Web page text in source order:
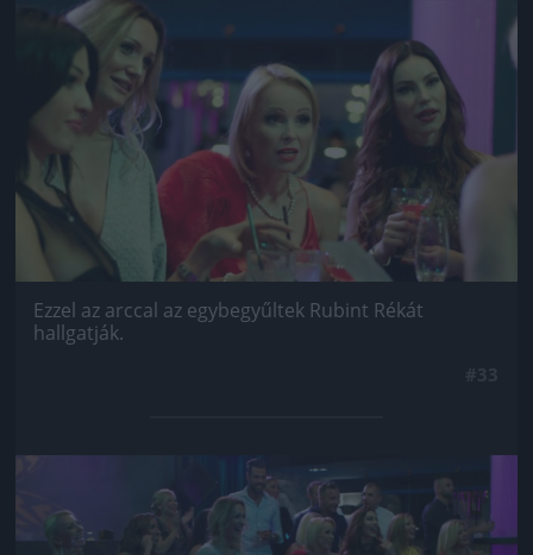
Ezzel az arccal az egybegyűltek Rubint Rékát
hallgatják.
Jön még kép!